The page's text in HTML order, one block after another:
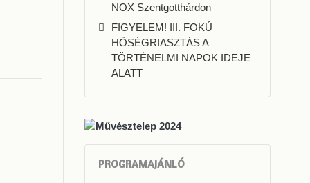
NOX Szentgotthárdon
FIGYELEM! III. FOKÚ
HŐSÉGRIASZTÁS A
TÖRTÉNELMI NAPOK IDEJE
ALATT
PROGRAMAJÁNLÓ